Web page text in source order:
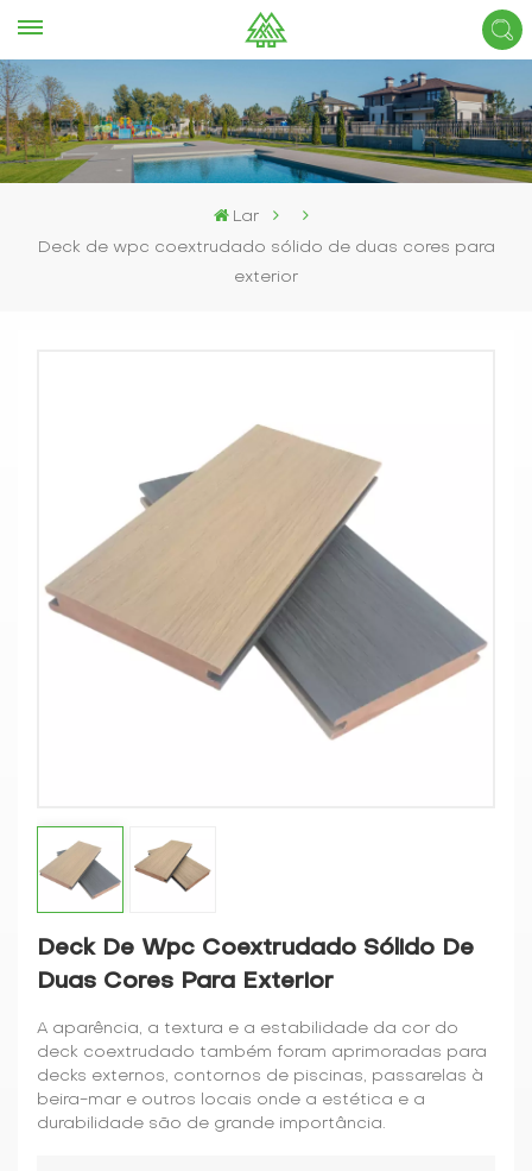
Lar
Deck de wpc coextrudado sólido de duas cores para
exterior
Deck De Wpc Coextrudado Sólido De
Duas Cores Para Exterior
A aparência, a textura e a estabilidade da cor do
deck coextrudado também foram aprimoradas para
decks externos, contornos de piscinas, passarelas à
beira-mar e outros locais onde a estética e a
durabilidade são de grande importância.